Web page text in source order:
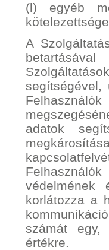
(l) egyéb
A
segítségével,
adatok
korlátozza a
számát egy,
értékre.